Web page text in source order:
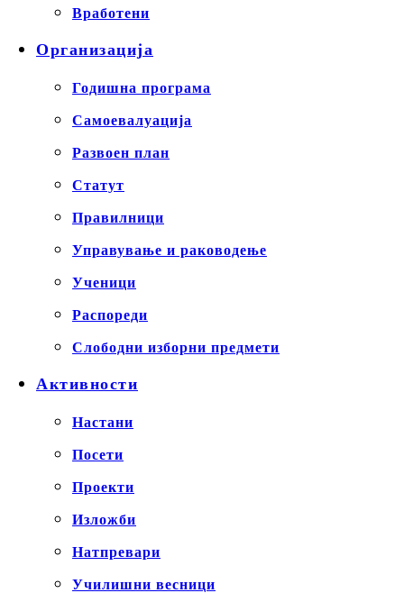
Вработени
Организација
Годишна програма
Самоевалуација
Развоен план
Статут
Правилници
Управување и раководење
Ученици
Распореди
Слободни изборни предмети
Активности
Настани
Посети
Проекти
Изложби
Натпревари
Училишни весници